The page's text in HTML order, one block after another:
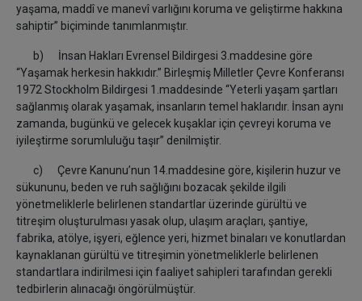
yaşama, maddî ve manevî varlığını koruma ve geliştirme hakkına
sahiptir” biçiminde tanımlanmıştır.
b) İnsan Hakları Evrensel Bildirgesi 3.maddesine göre
“Yaşamak herkesin hakkıdır.” Birleşmiş Milletler Çevre Konferansı
1972 Stockholm Bildirgesi 1.maddesinde “Yeterli yaşam şartları
sağlanmış olarak yaşamak, insanların temel haklarıdır. İnsan aynı
zamanda, bugünkü ve gelecek kuşaklar için çevreyi koruma ve
iyileştirme sorumluluğu taşır” denilmiştir.
c) Çevre Kanunu’nun 14.maddesine göre, kişilerin huzur ve
sükununu, beden ve ruh sağlığını bozacak şekilde ilgili
yönetmeliklerle belirlenen standartlar üzerinde gürültü ve
titreşim oluşturulması yasak olup, ulaşım araçları, şantiye,
fabrika, atölye, işyeri, eğlence yeri, hizmet binaları ve konutlardan
kaynaklanan gürültü ve titreşimin yönetmeliklerle belirlenen
standartlara indirilmesi için faaliyet sahipleri tarafından gerekli
tedbirlerin alınacağı öngörülmüştür.